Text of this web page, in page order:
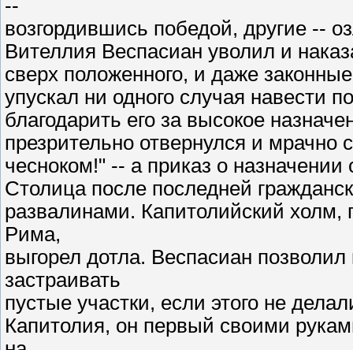
--
возгордившись победой, другие --
Вителлия Веспасиан уволил и
сверх положенного, и даже
упускал ни одного случая навести
благодарить его за высокое
презрительно отвернулся и
чесноком!" -- а приказ о назначении
Столица после последней
развалинами. Капитолийский
Рима,
выгорел дотла. Веспасиан
застраивать
пустые участки, если этого не
Капитолия, он первый своими